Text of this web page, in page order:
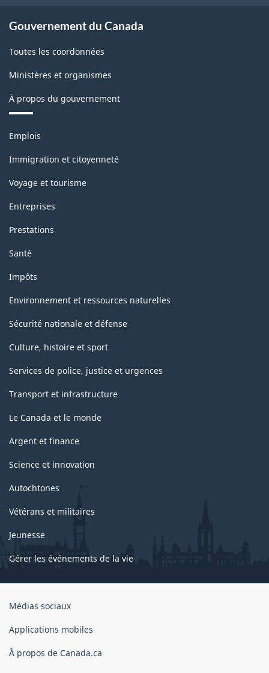
de
Canada
-
HTML
Gouvernement du Canada
Toutes les coordonnées
Ministères et organismes
À propos du gouvernement
Thèmes
sujets
Emplois
Immigration et citoyenneté
Voyage et tourisme
Entreprises
Prestations
Santé
Impôts
Environnement et ressources naturelles
Sécurité nationale et défense
Culture, histoire et sport
Services de police, justice et urgences
Transport et infrastructure
Le Canada et le monde
Argent et finance
Science et innovation
Autochtones
Vétérans et militaires
Jeunesse
Gérer les événements de la vie
Organisation
gouvernement
Canada
Médias sociaux
Applications mobiles
Ã propos de Canada.ca